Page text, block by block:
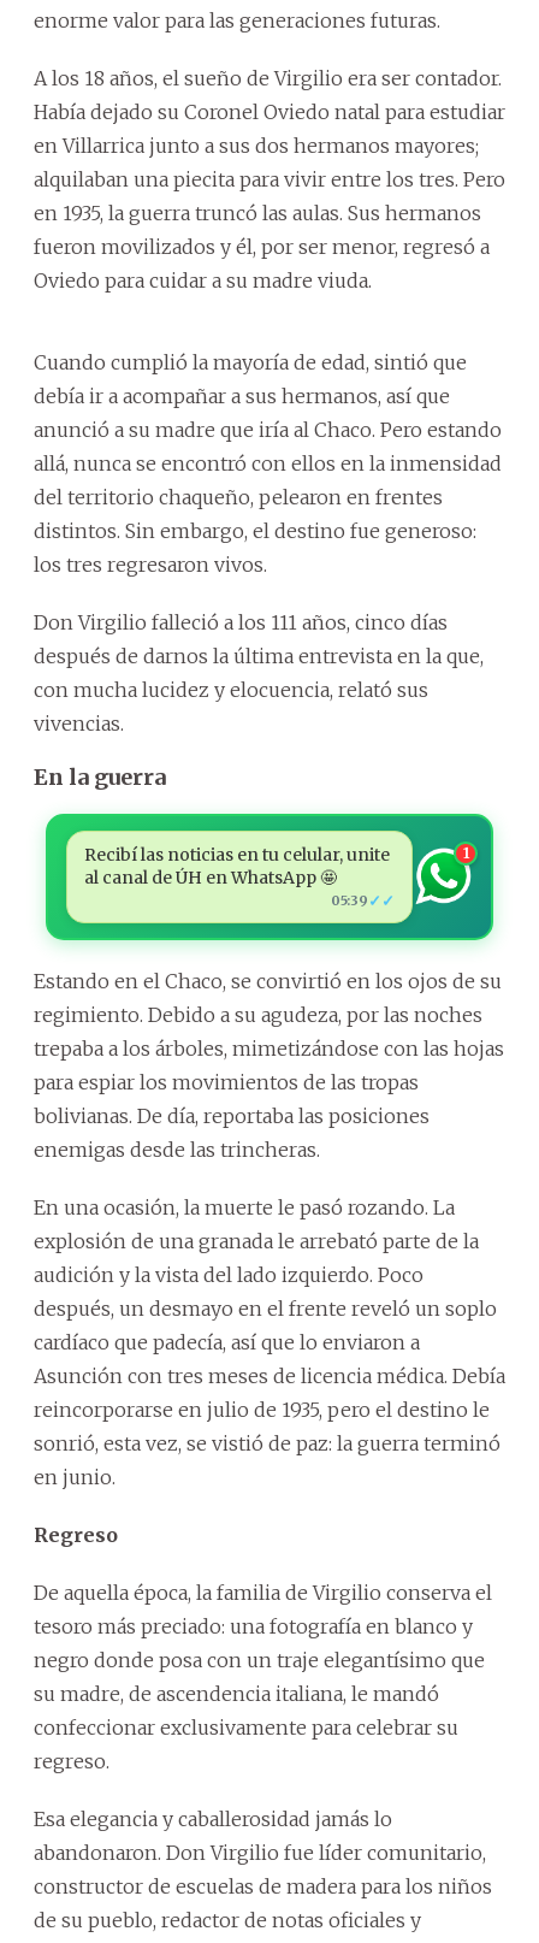
enorme valor para las generaciones futuras.
A los 18 años, el sueño de Virgilio era ser contador.
Había dejado su Coronel Oviedo natal para estudiar
en Villarrica junto a sus dos hermanos mayores;
alquilaban una piecita para vivir entre los tres. Pero
en 1935, la guerra truncó las aulas. Sus hermanos
fueron movilizados y él, por ser menor, regresó a
Oviedo para cuidar a su madre viuda.
Cuando cumplió la mayoría de edad, sintió que
debía ir a acompañar a sus hermanos, así que
anunció a su madre que iría al Chaco. Pero estando
allá, nunca se encontró con ellos en la inmensidad
del territorio chaqueño, pelearon en frentes
distintos. Sin embargo, el destino fue generoso:
los tres regresaron vivos.
Don Virgilio falleció a los 111 años, cinco días
después de darnos la última entrevista en la que,
con mucha lucidez y elocuencia, relató sus
vivencias.
En la guerra
Recibí las noticias en tu celular, unite
al canal de ÚH en WhatsApp 🤩
05:39 ✓✓
1
Estando en el Chaco, se convirtió en los ojos de su
regimiento. Debido a su agudeza, por las noches
trepaba a los árboles, mimetizándose con las hojas
para espiar los movimientos de las tropas
bolivianas. De día, reportaba las posiciones
enemigas desde las trincheras.
En una ocasión, la muerte le pasó rozando. La
explosión de una granada le arrebató parte de la
audición y la vista del lado izquierdo. Poco
después, un desmayo en el frente reveló un soplo
cardíaco que padecía, así que lo enviaron a
Asunción con tres meses de licencia médica. Debía
reincorporarse en julio de 1935, pero el destino le
sonrió, esta vez, se vistió de paz: la guerra terminó
en junio.
Regreso
De aquella época, la familia de Virgilio conserva el
tesoro más preciado: una fotografía en blanco y
negro donde posa con un traje elegantísimo que
su madre, de ascendencia italiana, le mandó
confeccionar exclusivamente para celebrar su
regreso.
Esa elegancia y caballerosidad jamás lo
abandonaron. Don Virgilio fue líder comunitario,
constructor de escuelas de madera para los niños
de su pueblo, redactor de notas oficiales y